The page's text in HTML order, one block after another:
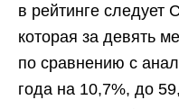
в рейтинге следует
которая за девять
по сравнению с
года на 10,7%, до